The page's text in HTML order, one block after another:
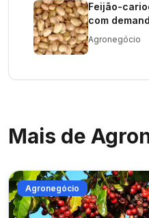
Feijão-
com
Agronegócio
Mais de
Agronegócio